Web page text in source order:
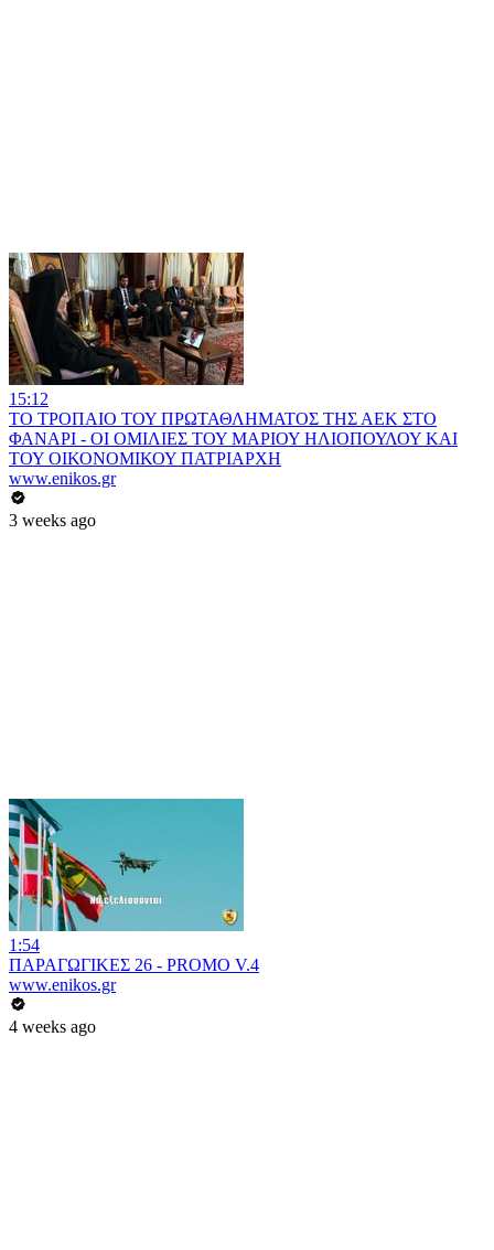
15:12
ΤΟ ΤΡΟΠΑΙΟ ΤΟΥ ΠΡΩΤΑΘΛΗΜΑΤΟΣ ΤΗΣ ΑΕΚ ΣΤΟ
ΦΑΝΑΡΙ - ΟΙ ΟΜΙΛΙΕΣ ΤΟΥ ΜΑΡΙΟΥ ΗΛΙΟΠΟΥΛΟΥ ΚΑΙ
ΤΟΥ ΟΙΚΟΝΟΜΙΚΟΥ ΠΑΤΡΙΑΡΧΗ
www.enikos.gr
3 weeks ago
1:54
ΠΑΡΑΓΩΓΙΚΕΣ 26 - PROMO V.4
www.enikos.gr
4 weeks ago